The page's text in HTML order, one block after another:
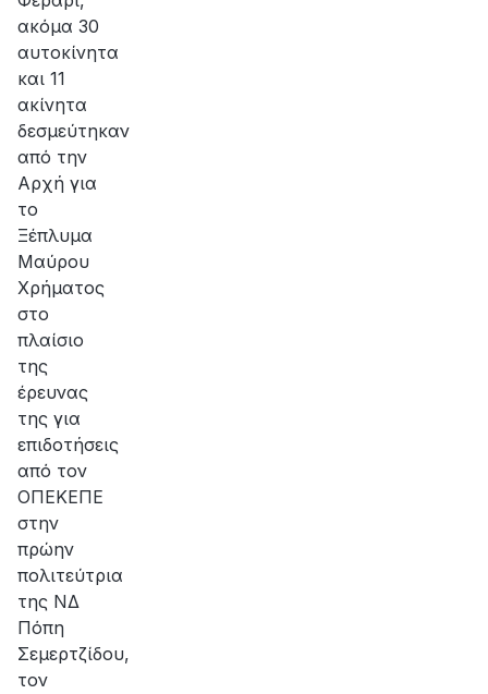
ακόμα 30
αυτοκίνητα
και 11
ακίνητα
δεσμεύτηκαν
από την
Αρχή για
το
Ξέπλυμα
Μαύρου
Χρήματος
στο
πλαίσιο
της
έρευνας
της για
επιδοτήσεις
από τον
ΟΠΕΚΕΠΕ
στην
πρώην
πολιτεύτρια
της ΝΔ
Πόπη
Σεμερτζίδου,
τον